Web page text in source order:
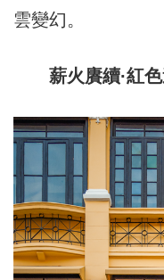
雲變幻。
薪火賡續·紅色